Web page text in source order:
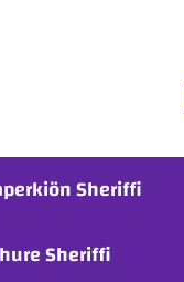
Sheriffi
Sheriffi